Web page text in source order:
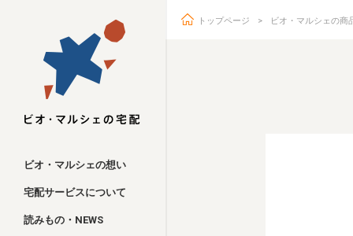
ビオ・マルシェ
ビオ・マルシェの想い
宅配サービスについて
読みもの・NEWS
トップページ ビオ・マルシェの商